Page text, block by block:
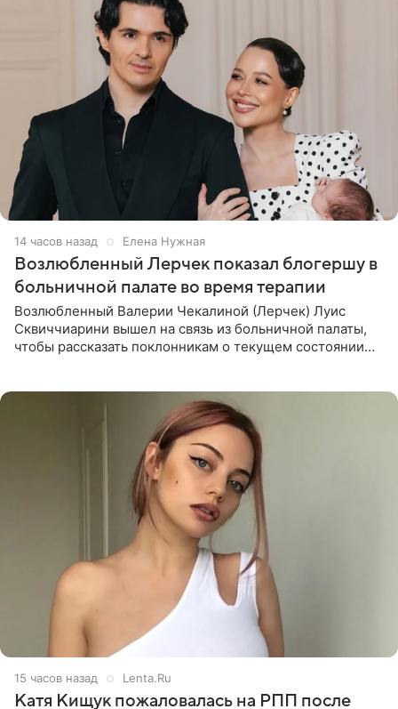
14 часов назад Елена Нужная
Возлюбленный Лерчек показал блогершу в
больничной палате во время терапии
Возлюбленный Валерии Чекалиной (Лерчек) Луис
Сквиччиарини вышел на связь из больничной палаты,
чтобы рассказать поклонникам о текущем состоянии
15 часов назад Lenta.Ru
Катя Кищук пожаловалась на РПП после